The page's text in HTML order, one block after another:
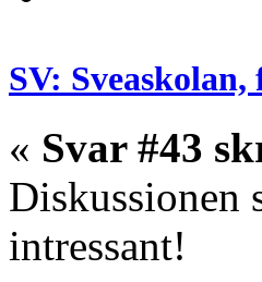
SV:
« Svar #43
Diskussionen
intressant!